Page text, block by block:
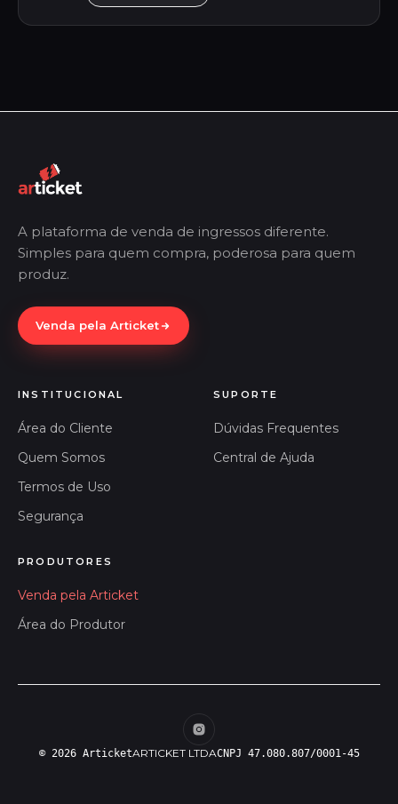
A plataforma de venda de ingressos diferente.
Simples para quem compra, poderosa para quem
produz.
Venda pela Articket
INSTITUCIONAL
Área do Cliente
Quem Somos
Termos de Uso
Segurança
SUPORTE
Dúvidas Frequentes
Central de Ajuda
PRODUTORES
Venda pela Articket
Área do Produtor
© 2026 ArticketARTICKET LTDACNPJ 47.080.807/0001-45